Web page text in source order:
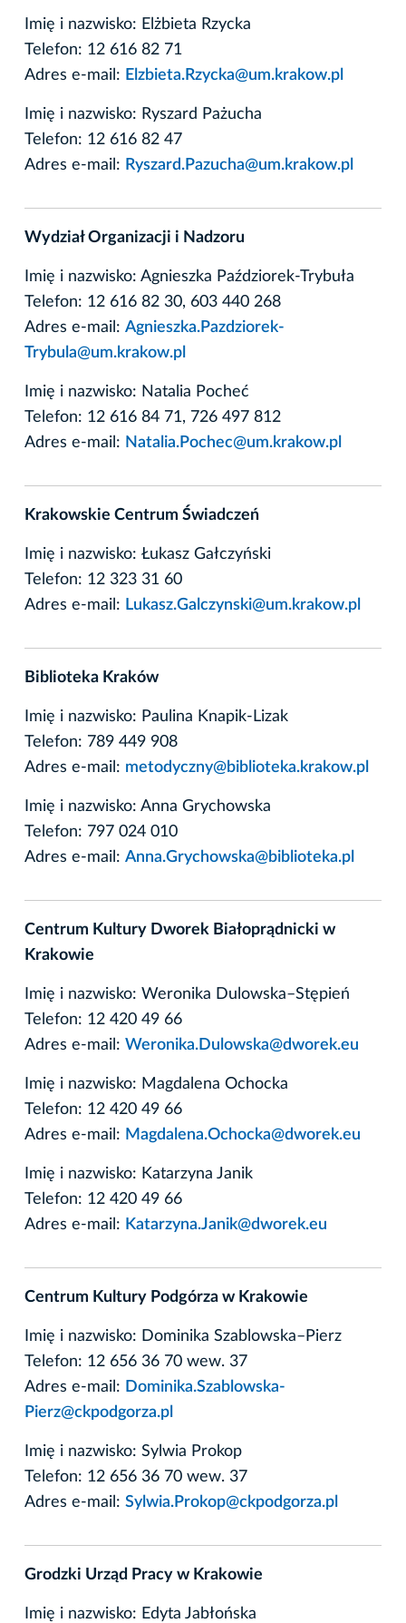
Imię i nazwisko: Elżbieta Rzycka
Telefon: 12 616 82 71
Adres e-mail: Elzbieta.Rzycka@um.krakow.pl
Imię i nazwisko: Ryszard Pażucha
Telefon: 12 616 82 47
Adres e-mail: Ryszard.Pazucha@um.krakow.pl
Wydział Organizacji i Nadzoru
Imię i nazwisko: Agnieszka Paździorek-Trybuła
Telefon: 12 616 82 30, 603 440 268
Adres e-mail: Agnieszka.Pazdziorek-
Trybula@um.krakow.pl
Imię i nazwisko: Natalia Pocheć
Telefon: 12 616 84 71, 726 497 812
Adres e-mail: Natalia.Pochec@um.krakow.pl
Krakowskie Centrum Świadczeń
Imię i nazwisko: Łukasz Gałczyński
Telefon: 12 323 31 60
Adres e-mail: Lukasz.Galczynski@um.krakow.pl
Biblioteka Kraków
Imię i nazwisko: Paulina Knapik-Lizak
Telefon: 789 449 908
Adres e-mail: metodyczny@biblioteka.krakow.pl
Imię i nazwisko: Anna Grychowska
Telefon: 797 024 010
Adres e-mail: Anna.Grychowska@biblioteka.pl
Centrum Kultury Dworek Białoprądnicki w
Krakowie
Imię i nazwisko: Weronika Dulowska–Stępień
Telefon: 12 420 49 66
Adres e-mail: Weronika.Dulowska@dworek.eu
Imię i nazwisko: Magdalena Ochocka
Telefon: 12 420 49 66
Adres e-mail: Magdalena.Ochocka@dworek.eu
Imię i nazwisko: Katarzyna Janik
Telefon: 12 420 49 66
Adres e-mail: Katarzyna.Janik@dworek.eu
Centrum Kultury Podgórza w Krakowie
Imię i nazwisko: Dominika Szablowska–Pierz
Telefon: 12 656 36 70 wew. 37
Adres e-mail: Dominika.Szablowska-
Pierz@ckpodgorza.pl
Imię i nazwisko: Sylwia Prokop
Telefon: 12 656 36 70 wew. 37
Adres e-mail: Sylwia.Prokop@ckpodgorza.pl
Grodzki Urząd Pracy w Krakowie
Imię i nazwisko: Edyta Jabłońska